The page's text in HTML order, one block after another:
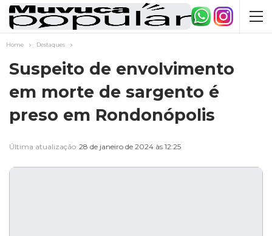
Home Destaques
Suspeito de envolvimento
em morte de sargento é
preso em Rondonópolis
Última atualização 28 de janeiro de 2024 às 12:25